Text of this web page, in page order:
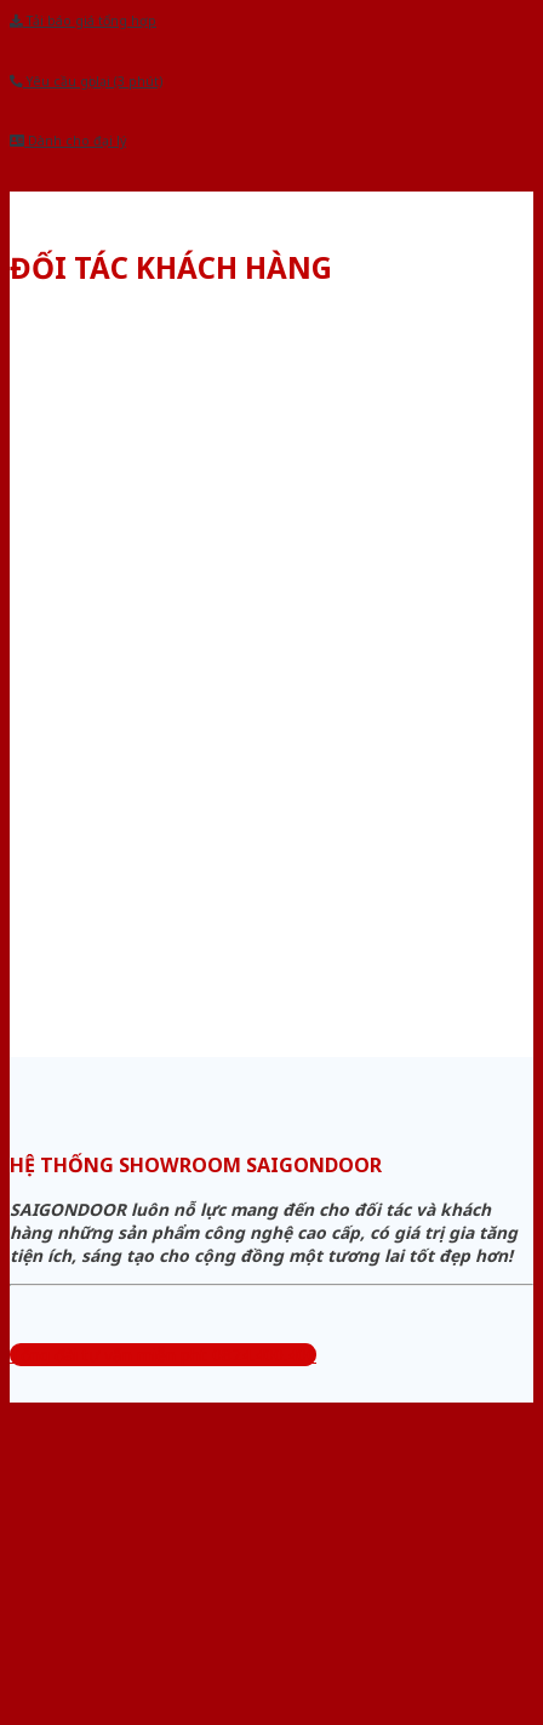
Tải báo giá tổng hợp
Yêu cầu gọi lại (3 phút)
Dành cho đại lý
ĐỐI TÁC KHÁCH HÀNG
HỆ THỐNG SHOWROOM SAIGONDOOR
SAIGONDOOR luôn nỗ lực mang đến cho đối tác và khách
hàng những sản phẩm công nghệ cao cấp, có giá trị gia tăng
tiện ích, sáng tạo cho cộng đồng một tương lai tốt đẹp hơn!
Tổng đài tư vấn miễn phí: 0824.400.400